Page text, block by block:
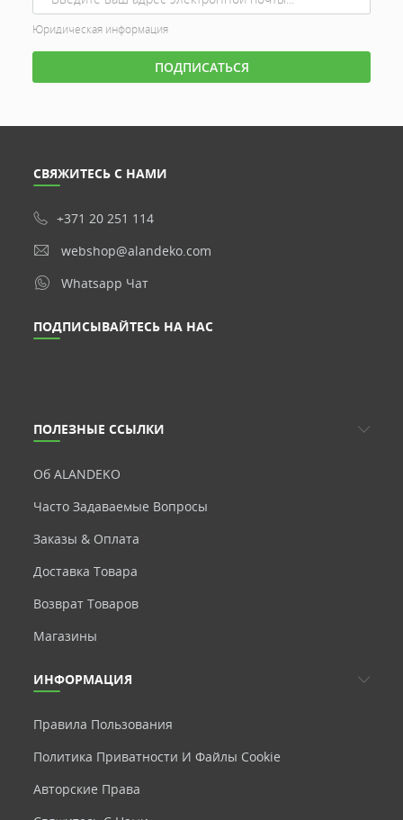
Юридическая информация
СВЯЖИТЕСЬ С НАМИ
+371 20 251 114
webshop@alandeko.com
Whatsapp Чат
ПОЛЕЗНЫЕ ССЫЛКИ
Об ALANDEKO
Часто Задаваемые Вопросы
Заказы & Оплата
Доставка Товара
Возврат Товаров
Магазины
ПОДПИСЫВАЙТЕСЬ НА НАС
ИНФОРМАЦИЯ
Правила Пользования
Политика Приватности И Файлы Cookie
Авторские Права